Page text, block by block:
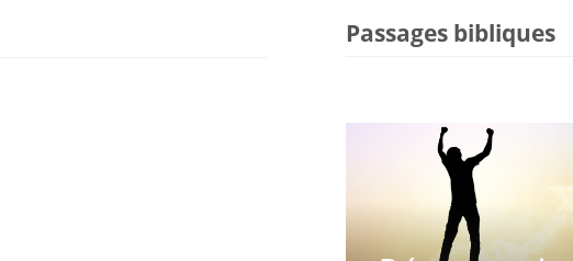
Passages bibliques